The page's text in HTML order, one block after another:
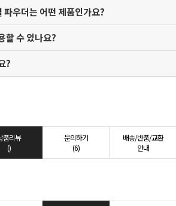
우더는 어떤 제품인가요?
할 수 있나요?
?
품리뷰
()
문의하기
(6)
배송/반품/교환
안내